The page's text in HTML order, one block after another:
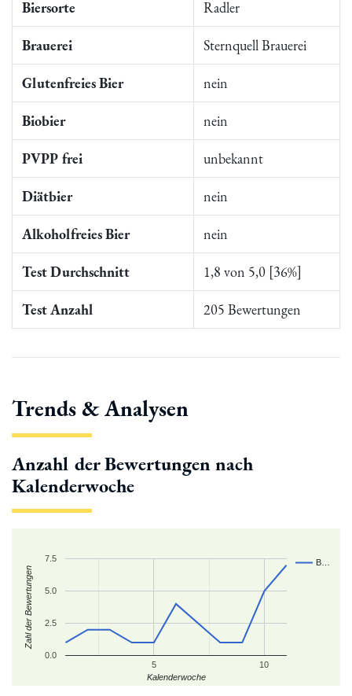
Biersorte Radler
Brauerei Sternquell Brauerei
Glutenfreies Bier nein
Biobier nein
PVPP frei unbekannt
Diätbier nein
Alkoholfreies Bier nein
Test Durchschnitt 1,8 von 5,0 [36%]
Test Anzahl 205 Bewertungen
Trends & Analysen
Anzahl der Bewertungen nach
Kalenderwoche
B…
5 10
0.0
2.5
5.0
7.5
Kalenderwoche
Zahl der Bewertungen